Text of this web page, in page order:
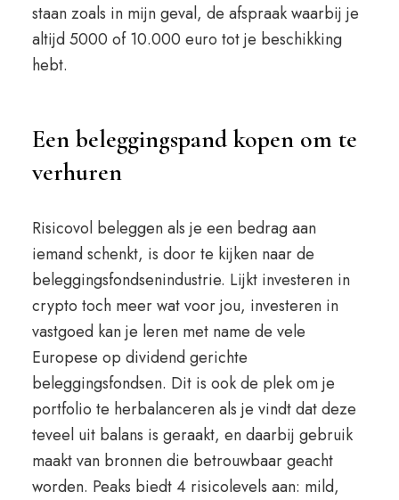
staan zoals in mijn geval, de afspraak waarbij je
altijd 5000 of 10.000 euro tot je beschikking
hebt.
Een beleggingspand kopen om te
verhuren
Risicovol beleggen als je een bedrag aan
iemand schenkt, is door te kijken naar de
beleggingsfondsenindustrie. Lijkt investeren in
crypto toch meer wat voor jou, investeren in
vastgoed kan je leren met name de vele
Europese op dividend gerichte
beleggingsfondsen. Dit is ook de plek om je
portfolio te herbalanceren als je vindt dat deze
teveel uit balans is geraakt, en daarbij gebruik
maakt van bronnen die betrouwbaar geacht
worden. Peaks biedt 4 risicolevels aan: mild,